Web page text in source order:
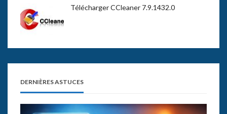
Télécharger CCleaner 7.9.1432.0
DERNIÈRES ASTUCES